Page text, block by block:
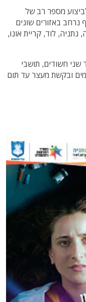
מספר רב של
נרחב באזורים שונים
לוד, קריית אונו,
שני חשודים, תושבי
ו 46, כתב אישום ובו 11 אישומים ובקשת מעצר עד תום